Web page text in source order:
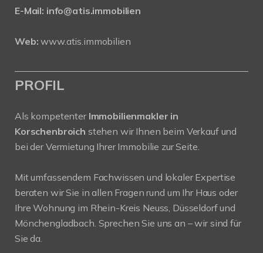
E-Mail: info@atis.immobilien
Web: www.atis.immobilien
PROFIL
Als kompetenter Immobilienmakler in
Korschenbroich stehen wir Ihnen beim Verkauf und
bei der Vermietung Ihrer Immobilie zur Seite.
Mit umfassendem Fachwissen und lokaler Expertise
beraten wir Sie in allen Fragen rund um Ihr Haus oder
Ihre Wohnung im Rhein-Kreis Neuss, Düsseldorf und
Mönchengladbach. Sprechen Sie uns an – wir sind für
Sie da.